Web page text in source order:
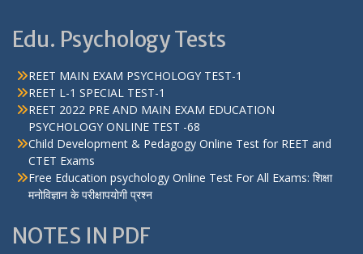
Edu. Psychology Tests
REET MAIN EXAM PSYCHOLOGY TEST-1
REET L-1 SPECIAL TEST-1
REET 2022 PRE AND MAIN EXAM EDUCATION
PSYCHOLOGY ONLINE TEST -68
Child Development & Pedagogy Online Test for REET and
CTET Exams
Free Education psychology Online Test For All Exams: शिक्षा
मनोविज्ञान के परीक्षापयोगी प्रश्न
NOTES IN PDF